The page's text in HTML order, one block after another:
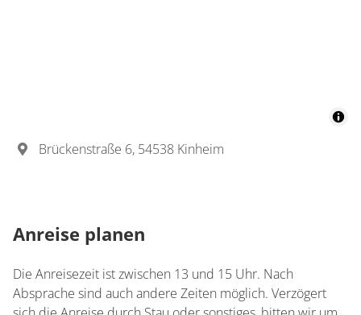
Brückenstraße 6, 54538 Kinheim
Anreise planen
Die Anreisezeit ist zwischen 13 und 15 Uhr. Nach
Absprache sind auch andere Zeiten möglich. Verzögert